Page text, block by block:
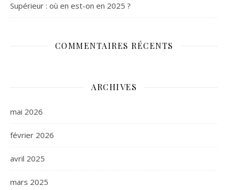
Supérieur : où en est-on en 2025 ?
COMMENTAIRES RÉCENTS
ARCHIVES
mai 2026
février 2026
avril 2025
mars 2025